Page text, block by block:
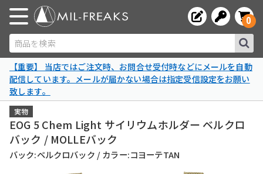
商品を検索
0
【重要】 当店ではご注文時、お問合せ受付時などにメールを自動
配信しています。メールが届かない場合は指定受信設定をお願い
致します。
実物
EOG 5 Chem Light サイリウムホルダー ベルクロ
バック / MOLLEバック
バック:ベルクロバック / カラー:コヨーテTAN